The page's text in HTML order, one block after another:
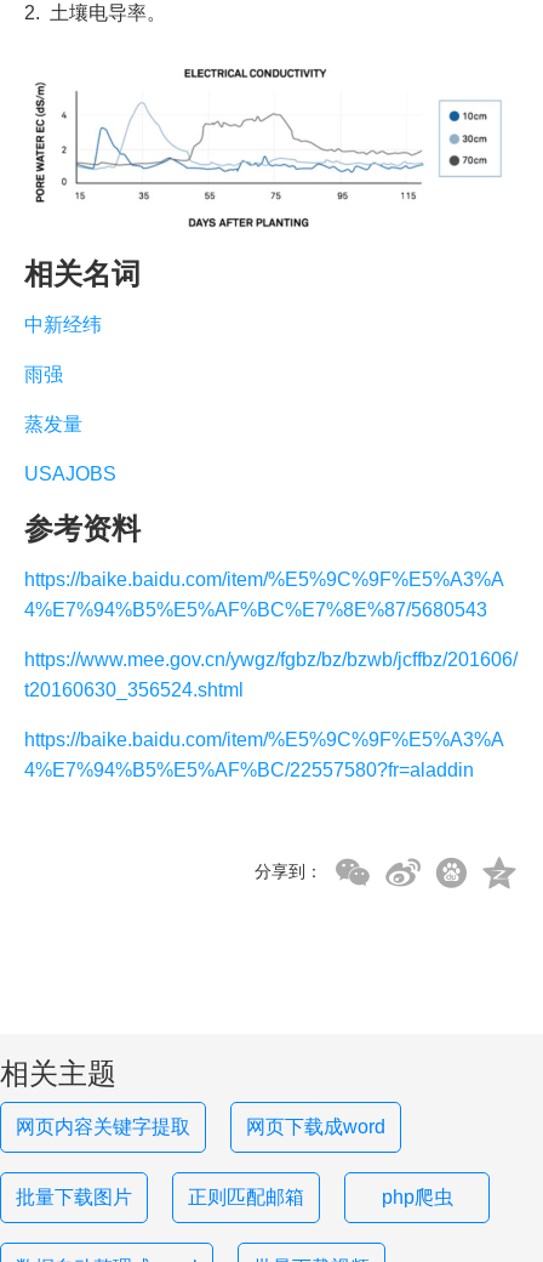
2. 土壤电导率。
相关名词
中新经纬
雨强
蒸发量
USAJOBS
参考资料
https://baike.baidu.com/item/%E5%9C%9F%E5%A3%A
4%E7%94%B5%E5%AF%BC%E7%8E%87/5680543
https://www.mee.gov.cn/ywgz/fgbz/bz/bzwb/jcffbz/201606/
t20160630_356524.shtml
https://baike.baidu.com/item/%E5%9C%9F%E5%A3%A
4%E7%94%B5%E5%AF%BC/22557580?fr=aladdin
分享到：
相关主题
网页内容关键字提取 网页下载成word
批量下载图片 正则匹配邮箱 php爬虫